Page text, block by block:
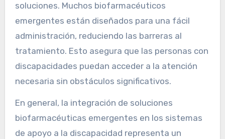
soluciones. Muchos biofarmacéuticos
emergentes están diseñados para una fácil
administración, reduciendo las barreras al
tratamiento. Esto asegura que las personas con
discapacidades puedan acceder a la atención
necesaria sin obstáculos significativos.
En general, la integración de soluciones
biofarmacéuticas emergentes en los sistemas
de apoyo a la discapacidad representa un